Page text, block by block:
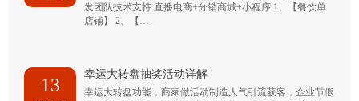
发团队技术支持 直播电商+分销商城+小程序 1、【餐饮单
店铺】 2、【…
13
幸运大转盘抽奖活动详解
幸运大转盘功能，商家做活动制造人气引流获客，企业节假